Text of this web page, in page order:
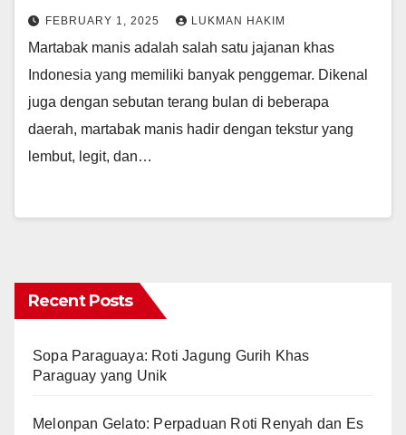
FEBRUARY 1, 2025 LUKMAN HAKIM
Martabak manis adalah salah satu jajanan khas
Indonesia yang memiliki banyak penggemar. Dikenal
juga dengan sebutan terang bulan di beberapa
daerah, martabak manis hadir dengan tekstur yang
lembut, legit, dan…
Recent Posts
Sopa Paraguaya: Roti Jagung Gurih Khas
Paraguay yang Unik
Melonpan Gelato: Perpaduan Roti Renyah dan Es